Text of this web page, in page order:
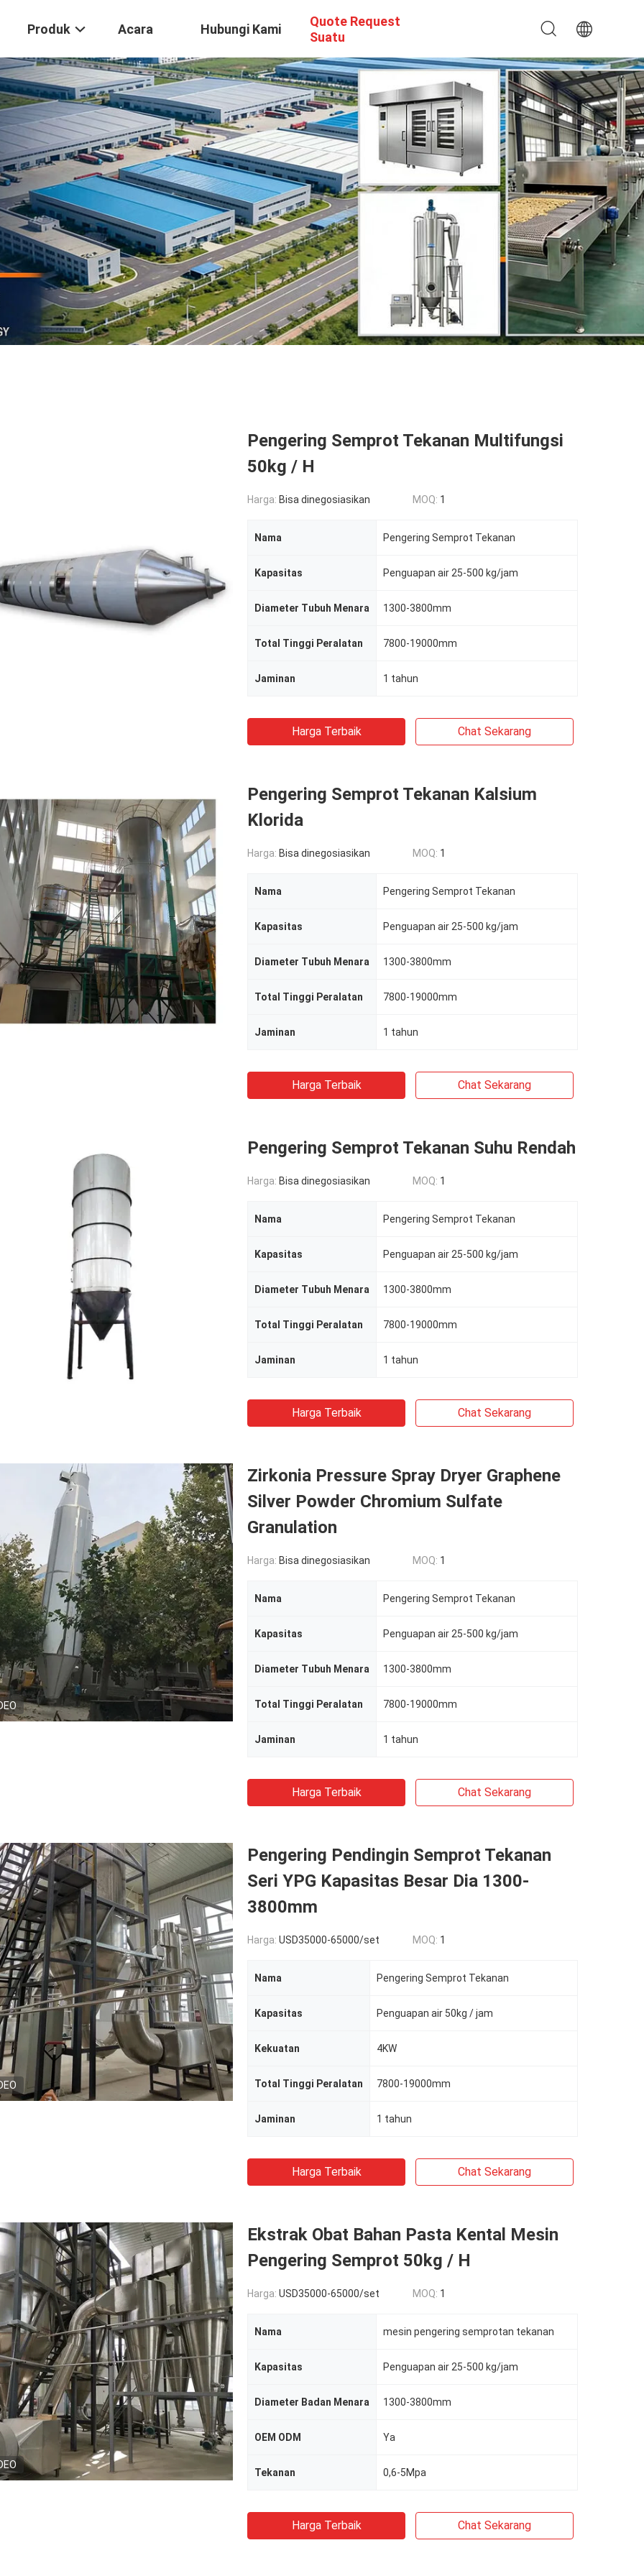
Produk Acara Hubungi Kami
Quote Request
Suatu
Pengering Semprot Tekanan Multifungsi
50kg / H
Harga: Bisa dinegosiasikan MOQ: 1
Nama Pengering Semprot Tekanan
Kapasitas Penguapan air 25-500 kg/jam
Diameter Tubuh Menara 1300-3800mm
Total Tinggi Peralatan 7800-19000mm
Jaminan 1 tahun
Harga Terbaik Chat Sekarang
Pengering Semprot Tekanan Kalsium
Klorida
Harga: Bisa dinegosiasikan MOQ: 1
Nama Pengering Semprot Tekanan
Kapasitas Penguapan air 25-500 kg/jam
Diameter Tubuh Menara 1300-3800mm
Total Tinggi Peralatan 7800-19000mm
Jaminan 1 tahun
Harga Terbaik Chat Sekarang
Pengering Semprot Tekanan Suhu Rendah
Harga: Bisa dinegosiasikan MOQ: 1
Nama Pengering Semprot Tekanan
Kapasitas Penguapan air 25-500 kg/jam
Diameter Tubuh Menara 1300-3800mm
Total Tinggi Peralatan 7800-19000mm
Jaminan 1 tahun
Harga Terbaik Chat Sekarang
Zirkonia Pressure Spray Dryer Graphene
Silver Powder Chromium Sulfate
Granulation
Harga: Bisa dinegosiasikan MOQ: 1
Nama Pengering Semprot Tekanan
Kapasitas Penguapan air 25-500 kg/jam
Diameter Tubuh Menara 1300-3800mm
Total Tinggi Peralatan 7800-19000mm
Jaminan 1 tahun
Harga Terbaik Chat Sekarang
Pengering Pendingin Semprot Tekanan
Seri YPG Kapasitas Besar Dia 1300-
3800mm
Harga: USD35000-65000/set MOQ: 1
Nama Pengering Semprot Tekanan
Kapasitas Penguapan air 50kg / jam
Kekuatan 4KW
Total Tinggi Peralatan 7800-19000mm
Jaminan 1 tahun
Harga Terbaik Chat Sekarang
Ekstrak Obat Bahan Pasta Kental Mesin
Pengering Semprot 50kg / H
Harga: USD35000-65000/set MOQ: 1
Nama mesin pengering semprotan tekanan
Kapasitas Penguapan air 25-500 kg/jam
Diameter Badan Menara 1300-3800mm
OEM ODM Ya
Tekanan 0,6-5Mpa
Harga Terbaik Chat Sekarang